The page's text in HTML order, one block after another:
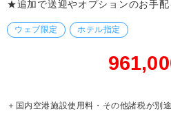
★追加で送迎やオプションのお手配
ウェブ限定 ホテル指定
＋国内空港施設使用料・その他諸税が別